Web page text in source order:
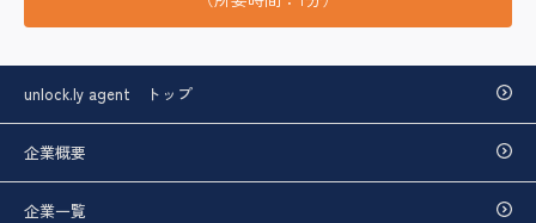
unlock.ly agent トップ
企業概要
企業一覧